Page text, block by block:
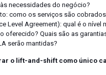
necessidades do negócio?
como os serviços são
Level Agreement): qual é o nível
oferecido? Quais são as
serão mantidas?
o lift-and-shift como único